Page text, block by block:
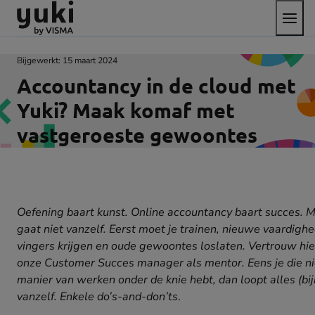
Direct
naar
content
Direct
naar
footer
Ga
naar
homepage
het
menu
Accountancy in de cloud met
Yuki? Maak komaf met
vastgeroeste gewoontes
Bijgewerkt: 15 maart 2024
Oefening baart kunst. Online accountancy baart succes.
gaat niet vanzelf. Eerst moet je trainen, nieuwe
vingers krijgen en oude gewoontes loslaten. Vertrouw
onze Customer Succes manager als mentor. Eens je die
manier van werken onder de knie hebt, dan loopt alles
vanzelf. Enkele do’s-and-don’ts.